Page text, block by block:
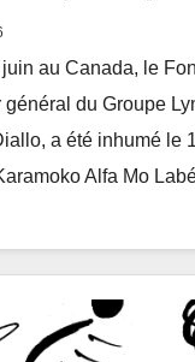
au Canada, le
du Groupe
a été inhumé le
Alfa Mo